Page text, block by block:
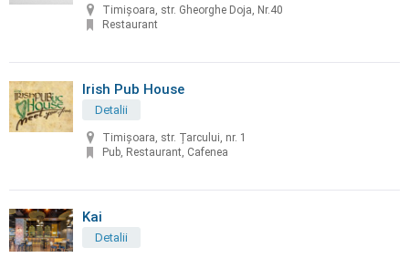
Timișoara, str. Gheorghe Doja, Nr.40
Restaurant
Irish Pub House
Detalii
Timișoara, str. Țarcului, nr. 1
Pub, Restaurant, Cafenea
Kai
Detalii